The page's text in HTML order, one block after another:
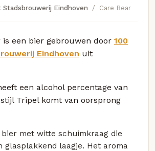
Stadsbrouwerij Eindhoven Care Bear
is een bier gebrouwen door 100
Eindhoven uit
een alcohol percentage van
Tripel komt van oorsprong
met witte schuimkraag die
glasplakkend laagje. Het aroma